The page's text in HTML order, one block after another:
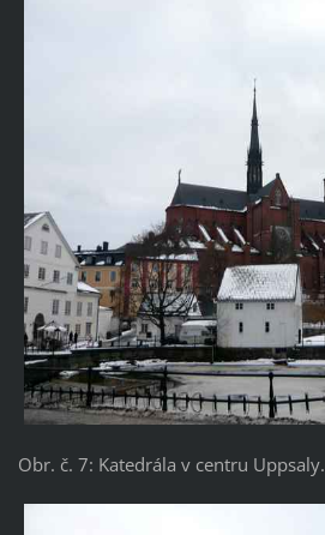
Obr. č. 7: Katedrála v centru Uppsaly.